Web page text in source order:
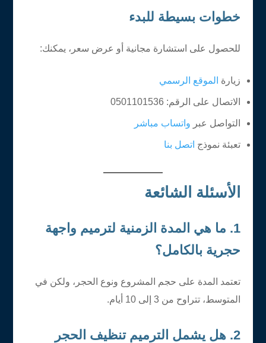
خطوات بسيطة للبدء
للحصول على استشارة مجانية أو عرض سعر، يمكنك:
زيارة الموقع الرسمي
الاتصال على الرقم: 0501101536
التواصل عبر واتساب مباشر
تعبئة نموذج اتصل بنا
الأسئلة الشائعة
1. ما هي المدة الزمنية لترميم واجهة
حجرية بالكامل؟
تعتمد المدة على حجم المشروع ونوع الحجر، ولكن في
المتوسط، تتراوح من 3 إلى 10 أيام.
2. هل يشمل الترميم تنظيف الحجر